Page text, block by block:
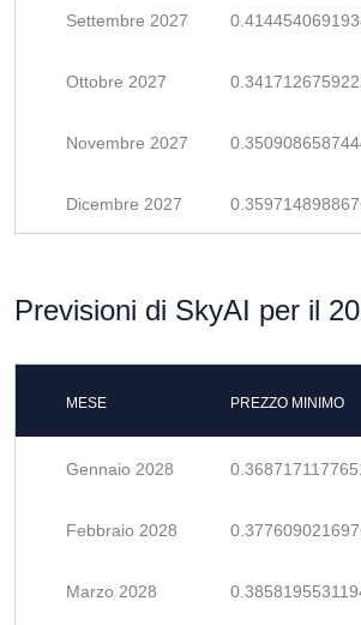
Settembre 2027
Ottobre 2027
Novembre 2027
Dicembre 2027
Previsioni di SkyAI per il
MESE PREZZO MINIMO
Gennaio 2028
Febbraio 2028
Marzo 2028